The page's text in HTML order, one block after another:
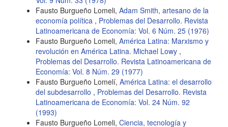
Fausto Burgueño Lomeli, Adam Smith, artesano de la
economía política , Problemas del Desarrollo. Revista
Latinoamericana de Economía: Vol. 6 Núm. 25 (1976)
Fausto Burgueño Lomeli, América Latina: Marxismo y
revolución en América Latina. Michael Lowy ,
Problemas del Desarrollo. Revista Latinoamericana de
Economía: Vol. 8 Núm. 29 (1977)
Fausto Burgueño Lomelí, América Latina: el desarrollo
del subdesarrollo , Problemas del Desarrollo. Revista
Latinoamericana de Economía: Vol. 24 Núm. 92
(1993)
Fausto Burgueño Lomeli, Ciencia, tecnología y